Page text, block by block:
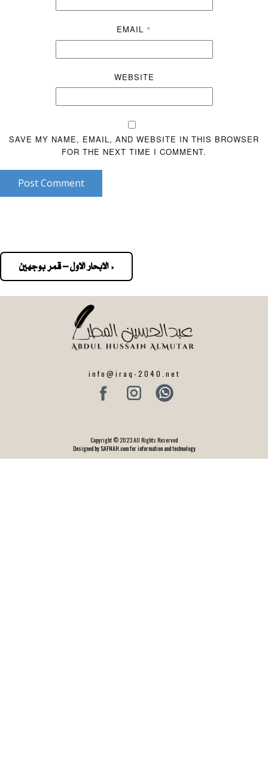
EMAIL *
WEBSITE
SAVE MY NAME, EMAIL, AND WEBSITE IN THIS BROWSER
FOR THE NEXT TIME I COMMENT.
Post Comment
navigation
« الابحار الاول – قمر بوجهين
info@iraq-2040.net
Copyright © 2023 All Rights Reserved
Designed by SAFNAH.com for information and technology